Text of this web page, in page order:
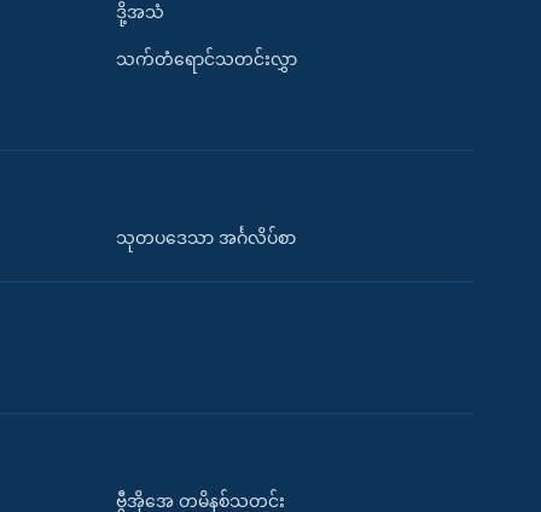
ဒို့အသံ
သက်တံရောင်သတင်းလွှာ
သုတပဒေသာ အင်္ဂလိပ်စာ
ဗွီအိုအေ တမိနစ်သတင်း